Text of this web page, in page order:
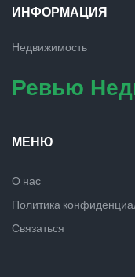
ИНФОРМАЦИЯ
Недвижимость
Ревью
МЕНЮ
О нас
Политика
Связаться